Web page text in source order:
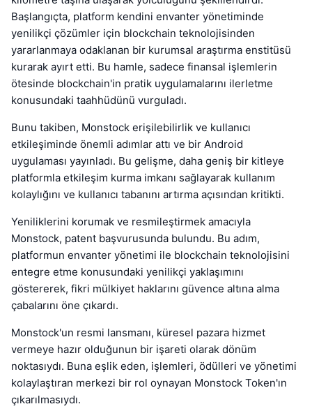
Başlangıçta, platform kendini envanter yönetiminde
yenilikçi çözümler için blockchain teknolojisinden
yararlanmaya odaklanan bir kurumsal araştırma enstitüsü
kurarak ayırt etti. Bu hamle, sadece finansal işlemlerin
ötesinde blockchain'in pratik uygulamalarını ilerletme
konusundaki taahhüdünü vurguladı.
Bunu takiben, Monstock erişilebilirlik ve kullanıcı
etkileşiminde önemli adımlar attı ve bir Android
uygulaması yayınladı. Bu gelişme, daha geniş bir kitleye
platformla etkileşim kurma imkanı sağlayarak kullanım
kolaylığını ve kullanıcı tabanını artırma açısından kritikti.
Yeniliklerini korumak ve resmileştirmek amacıyla
Monstock, patent başvurusunda bulundu. Bu adım,
platformun envanter yönetimi ile blockchain teknolojisini
entegre etme konusundaki yenilikçi yaklaşımını
göstererek, fikri mülkiyet haklarını güvence altına alma
çabalarını öne çıkardı.
Monstock'un resmi lansmanı, küresel pazara hizmet
vermeye hazır olduğunun bir işareti olarak dönüm
noktasıydı. Buna eşlik eden, işlemleri, ödülleri ve yönetimi
kolaylaştıran merkezi bir rol oynayan Monstock Token'ın
çıkarılmasıydı.